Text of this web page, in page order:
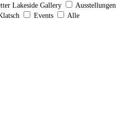
Lakeside Gallery
Ausstellungen
Events
Alle